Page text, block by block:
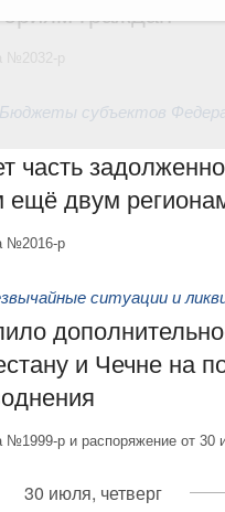
граждан
Бюджеты субъектов
часть
двум
№2016-р
ситуации и
и Чечне на
№1999-р и распоряжение от
30 июля, четверг